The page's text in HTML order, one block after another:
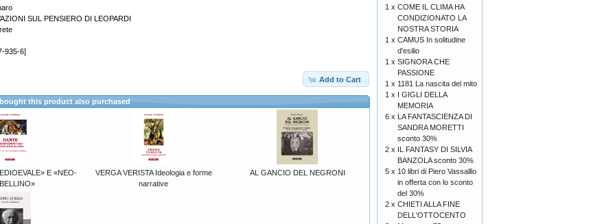
SUL PENSIERO DI LEOPARDI
935-6]
Add to Cart
this product also purchased
E «NEO-
VERGA VERISTA Ideologia e forme
narrative
AL GANCIO DEL NEGRONI
1 x COME IL CLIMA HA
CONDIZIONATO LA
NOSTRA STORIA
1 x CAMUS In solitudine
d'esilio
1 x SIGNORA CHE
PASSIONE
1 x 1181 La nascita del mito
1 x I GIGLI DELLA
MEMORIA
6 x LA FANTASCIENZA DI
SANDRA MORETTI
sconto 30%
2 x IL FANTASY DI SILVIA
BANZOLA sconto 30%
5 x 10 libri di Piero Vassalllo
in offerta con lo sconto
del 30%
2 x CHIETI ALLA FINE
DELL'OTTOCENTO